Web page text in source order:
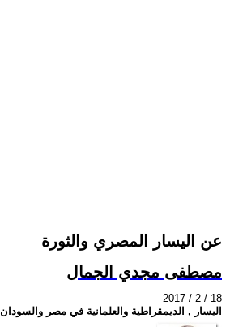
عن اليسار المصري والثورة
مصطفى مجدي الجمال
2017 / 2 / 18
اليسار , الديمقراطية والعلمانية في مصر والسودان